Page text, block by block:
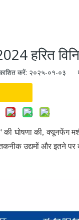
हरित
करें: २०२५-०१-०३
की घोषणा की,
उद्यमों और इतने